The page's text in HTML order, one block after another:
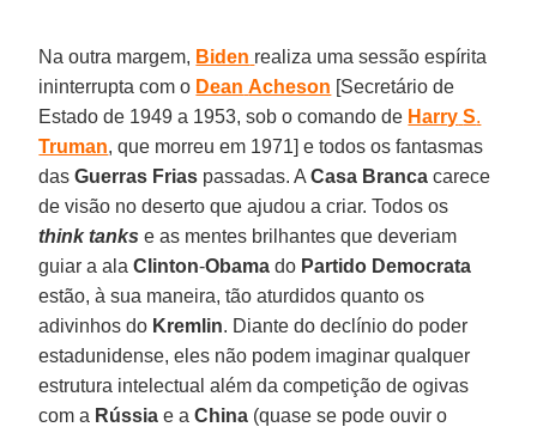
Na outra margem, Biden realiza uma sessão espírita
ininterrupta com o Dean Acheson [Secretário de
Estado de 1949 a 1953, sob o comando de Harry S.
Truman, que morreu em 1971] e todos os fantasmas
dasGuerras Frias passadas. ACasa Branca carece
de visão no deserto que ajudou a criar. Todos os
think tanks e as mentes brilhantes que deveriam
guiar a alaClinton-Obama do Partido Democrata
estão, à sua maneira, tão aturdidos quanto os
adivinhos do Kremlin. Diante do declínio do poder
estadunidense, eles não podem imaginar qualquer
estrutura intelectual além da competição de ogivas
com a Rússia e aChina (quase se pode ouvir o